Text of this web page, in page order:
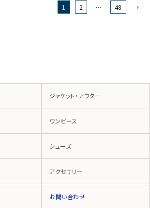
1 2 … 48
ジャケット・アウター
ワンピース
シューズ
アクセサリー
お問い合わせ